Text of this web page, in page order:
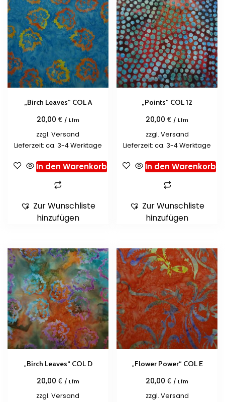
„Birch Leaves“ COL A
20,00 € / Lfm
zzgl.Versand
Lieferzeit: ca. 3-4 Werktage
In den Warenkorb
Zur Wunschliste
hinzufügen
„Points“ COL 12
20,00€ / Lfm
zzgl. Versand
Lieferzeit: ca. 3-4 Werktage
In den Warenkorb
Zur Wunschliste
hinzufügen
„Birch Leaves“ COL D
20,00 € / Lfm
zzgl.Versand
„Flower Power“ COL E
20,00€ / Lfm
zzgl. Versand